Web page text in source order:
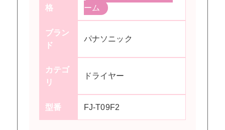
格
ーム
ブラン
ド
パナソニック
カテゴ
リ
ドライヤー
型番 FJ-T09F2